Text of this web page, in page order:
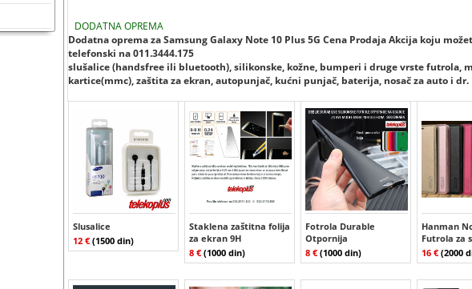
DODATNA OPREMA
Dodatna oprema za Samsung Galaxy Note 10 Plus 5G Cena Prodaja Akcija koju
telefonski na 011.3444.175
slušalice (handsfree ili bluetooth), silikonske, kožne, bumperi i druge vrste futrola,
kartice(mmc), zaštita za ekran, autopunjač, kućni punjač, baterija, nosač za auto i dr.
Slusalice
12 € (1500 din)
Staklena zaštitna folija
za ekran 9H
8 € (1000 din)
Fotrola Durable
Otpornija
8 € (1000 din)
Hanman
Futrola za
16 € (2000